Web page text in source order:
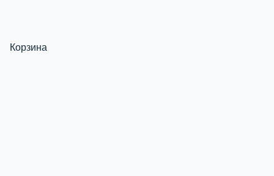
Корзина